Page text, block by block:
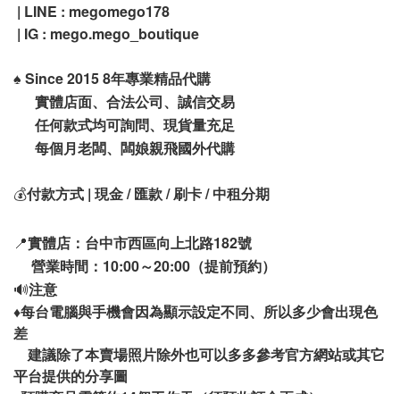
| LINE : megomego178
| IG : mego.mego_boutique
♠️ Since 2015 8年專業精品代購
實體店面、合法公司、誠信交易
任何款式均可詢問、現貨量充足
每個月老闆、闆娘親飛國外代購
💰付款方式 | 現金 / 匯款 / 刷卡 / 中租分期
📍實體店：台中市西區向上北路182號
營業時間：10:00～20:00（提前預約）
🔊注意
♦️每台電腦與手機會因為顯示設定不同、所以多少會出現色
差
建議除了本賣場照片除外也可以多多參考官方網站或其它
平台提供的分享圖